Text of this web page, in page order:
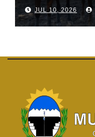
JUL 10, 2026